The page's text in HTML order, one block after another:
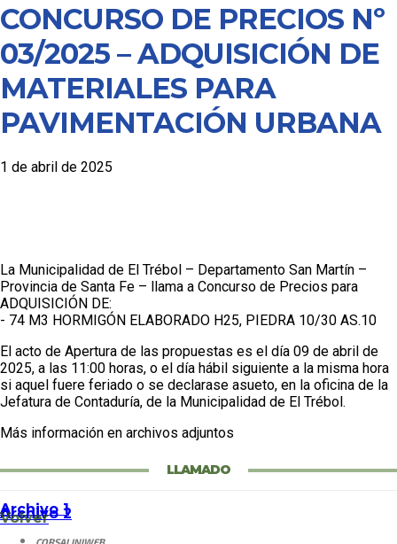
CONCURSO DE PRECIOS Nº
03/2025 – ADQUISICIÓN DE
MATERIALES PARA
PAVIMENTACIÓN URBANA
1 de abril de 2025
La Municipalidad de El Trébol – Departamento San Martín –
Provincia de Santa Fe – llama a Concurso de Precios para
ADQUISICIÓN DE:
- 74 M3 HORMIGÓN ELABORADO H25, PIEDRA 10/30 AS.10
El acto de Apertura de las propuestas es el día 09 de abril de
2025, a las 11:00 horas, o el día hábil siguiente a la misma hora
si aquel fuere feriado o se declarase asueto, en la oficina de la
Jefatura de Contaduría, de la Municipalidad de El Trébol.
Más información en archivos adjuntos
LLAMADO
Archivo 1
Archivo 2
Volver